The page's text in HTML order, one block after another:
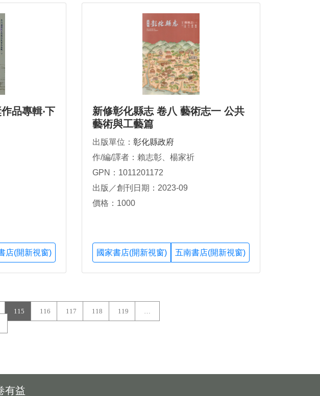
品專輯‧下
店(開新視窗)
新修彰化縣志 卷八 藝術志一 公共
藝術與工藝篇
出版單位： 彰化縣政府
作/編/譯者：賴志彰、楊家祈
GPN：1011201172
出版／創刊日期：2023-09
價格：1000
國家書店(開新視窗) 五南書店(開新視窗)
115 116 117 118 119
有益